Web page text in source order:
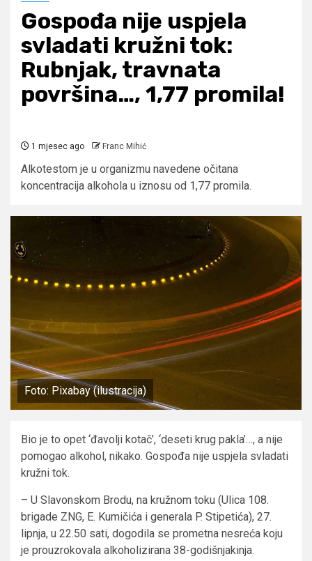
Gospođa nije uspjela
svladati kružni tok:
Rubnjak, travnata
površina…, 1,77 promila!
1 mjesec ago Franc Mihić
Alkotestom je u organizmu navedene očitana
koncentracija alkohola u iznosu od 1,77 promila.
Foto: Pixabay (ilustracija)
Bio je to opet ‘đavolji kotač’, ‘deseti krug pakla’…, a nije
pomogao alkohol, nikako. Gospođa nije uspjela svladati
kružni tok.
– U Slavonskom Brodu, na kružnom toku (Ulica 108.
brigade ZNG, E. Kumičića i generala P. Stipetića), 27.
lipnja, u 22.50 sati, dogodila se prometna nesreća koju
je prouzrokovala alkoholizirana 38-godišnjakinja.